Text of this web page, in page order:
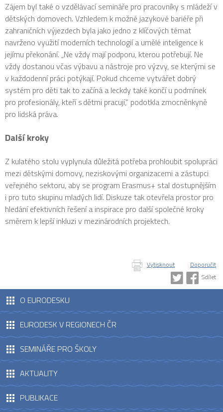
Zájem byl také o vzdělávací semináře pro pracovníky s mládeží v
dětských domovech. Vzhledem k možné jazykové bariéře při
zahraničních výjezdech byla jako jedno z klíčových témat
navrženo využití moderních technologií a umělé inteligence k
jejímu překonání. „Ne vždy mají podporu, kterou potřebují. Ne
vždy dostanou včas výbavu a nástroje pro výzvy, se kterými se
v každodenní práci potýkají. Pokud chceme vytvářet dobrý
systém pro děti tak to začíná a leckdy také končí u podmínek
pro profesionály, kteří s dětmi pracují,“ podotkla zmocněnkyně
pro lidská práva.
Další kroky
Z kulatého stolu vyplynula důležitá potřeba prohloubit spolupráci
mezi dětskými domovy, neziskovými organizacemi a zástupci
veřejného sektoru, aby se program Erasmus+ stal dostupnějším
i pro tuto skupinu mladých lidí. Diskuze tak otevřela prostor pro
hledání efektivních řešení a inspirace pro další společné kroky
směrem k lepší inkluzi v mezinárodních projektech.
Vytisknout
Doporučit
Sdílet
O EURODESKU
EURODESK V REGIONECH ČR
SEMINÁŘE PRO ŠKOLY
AKTUALITY
PUBLIKACE